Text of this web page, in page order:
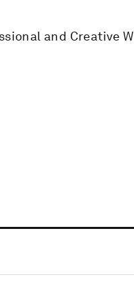
and Creative